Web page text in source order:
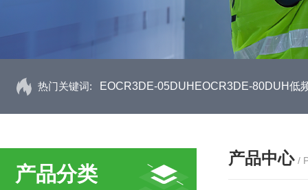
热门关键词: EOCR3DE-05DUHEOCR3DE-80DUH低
产品分类
产品中心 /